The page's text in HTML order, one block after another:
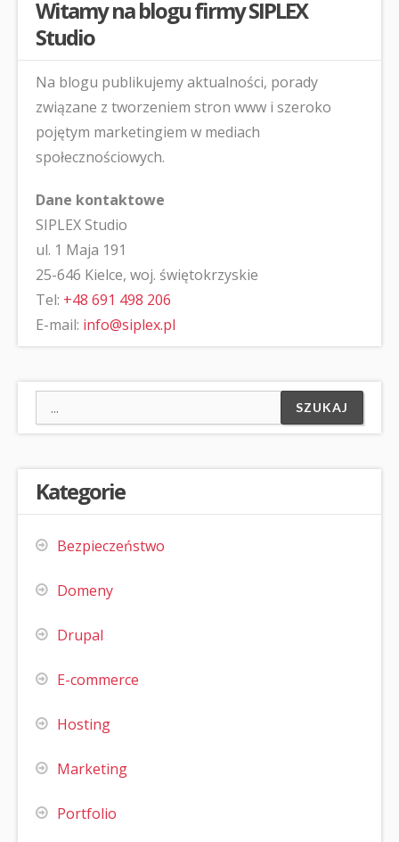
Witamy na blogu firmy SIPLEX
Studio
Na blogu publikujemy aktualności, porady
związane z tworzeniem stron www i szeroko
pojętym marketingiem w mediach
społecznościowych.
Dane kontaktowe
SIPLEX Studio
ul. 1 Maja 191
25-646 Kielce, woj. świętokrzyskie
Tel: +48 691 498 206
E-mail: info@siplex.pl
Kategorie
Bezpieczeństwo
Domeny
Drupal
E-commerce
Hosting
Marketing
Portfolio